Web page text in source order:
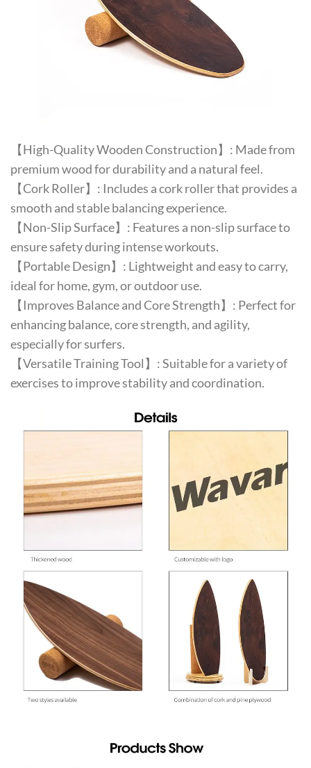
【High-Quality Wooden Construction】: Made from
premium wood for durability and a natural feel.
【Cork Roller】: Includes a cork roller that provides a
smooth and stable balancing experience.
【Non-Slip Surface】: Features a non-slip surface to
ensure safety during intense workouts.
【Portable Design】: Lightweight and easy to carry,
ideal for home, gym, or outdoor use.
【Improves Balance and Core Strength】: Perfect for
enhancing balance, core strength, and agility,
especially for surfers.
【Versatile Training Tool】: Suitable for a variety of
exercises to improve stability and coordination.